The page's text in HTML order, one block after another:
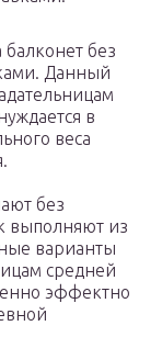
без
Данный
в
веса
без
выполняют из
варианты
средней
эффектно